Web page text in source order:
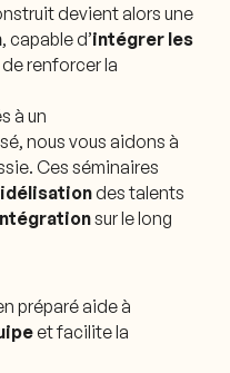
devient alors une
, capable d’intégrer les
renforcer la
à un
nous vous aidons à
Ces séminaires
des talents
sur le long
préparé aide à
et facilite la